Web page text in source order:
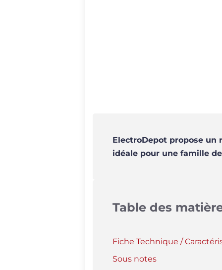
ElectroDepot propose
idéale pour une famille
Table des
Fiche Technique /
Sous notes